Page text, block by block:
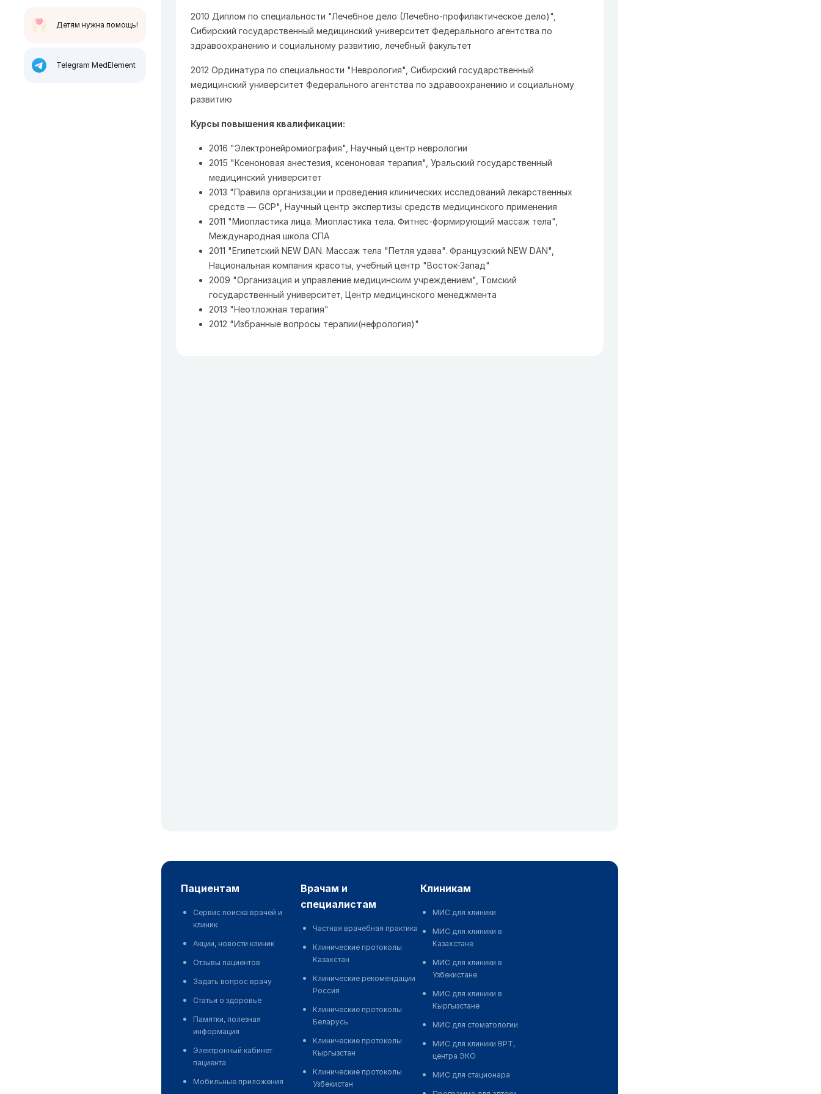
Детям нужна помощь!
Telegram MedElement
2010 Диплом по специальности "Лечебное дело (Лечебно-профилактическое дело)",
Сибирский государственный медицинский университет Федерального агентства по
здравоохранению и социальному развитию, лечебный факультет
2012 Ординатура по специальности "Неврология", Сибирский государственный
медицинский университет Федерального агентства по здравоохранению и социальному
развитию
Курсы повышения квалификации:
2016 "Электронейромиография", Научный центр неврологии
2015 "Ксеноновая анестезия, ксеноновая терапия", Уральский государственный
медицинский университет
2013 "Правила организации и проведения клинических исследований лекарственных
средств — GCP", Научный центр экспертизы средств медицинского применения
2011 "Миопластика лица. Миопластика тела. Фитнес-формирующий массаж тела",
Международная школа СПА
2011 "Египетский NEW DAN. Массаж тела "Петля удава". Французский NEW DAN",
Национальная компания красоты, учебный центр "Восток-Запад"
2009 "Организация и управление медицинским учреждением", Томский
государственный университет, Центр медицинского менеджмента
2013 "Неотложная терапия"
2012 "Избранные вопросы терапии(нефрология)"
пациентам
Сервис поиска врачей и
клиник
Акции, новости клиник
Отзывы пациентов
Задать вопрос врачу
Статьи о здоровье
Памятки, полезная
информация
Электронный кабинет
пациента
Мобильные приложения
врачам и
специалистам
Частная врачебная практика
Клинические протоколы
Казахстан
Клинические рекомендации
Россия
Клинические протоколы
Беларусь
Клинические протоколы
Кыргызстан
Клинические протоколы
Узбекистан
клиникам
МИС для клиники
МИС для клиники в
Казахстане
МИС для клиники в
Узбекистане
МИС для клиники в
Кыргызстане
МИС для стоматологии
МИС для клиники ВРТ,
центра ЭКО
МИС для стационара